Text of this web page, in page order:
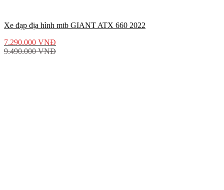
Xe đạp địa hình mtb GIANT ATX 660 2022
7.290.000 VNĐ
9.490.000VNĐ